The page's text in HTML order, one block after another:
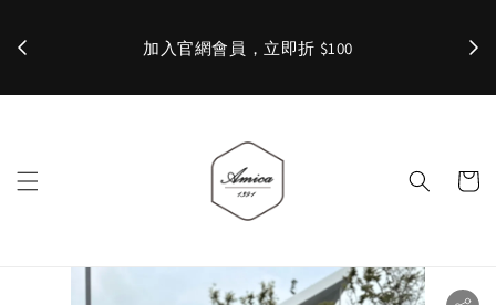
加入官網會員，立即折 $100 ✨